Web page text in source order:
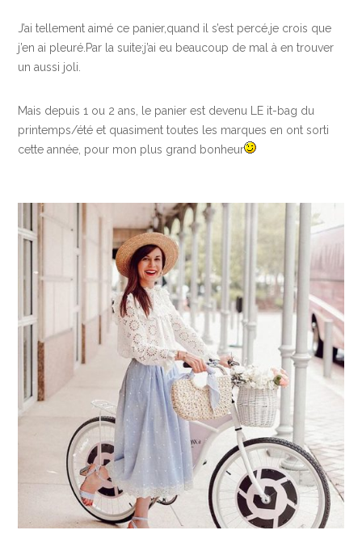
J’ai tellement aimé ce panier,quand il s’est percé,je crois que
j’en ai pleuré.Par la suite;j’ai eu beaucoup de mal à en trouver
un aussi joli.
Mais depuis 1 ou 2 ans, le panier est devenu LE it-bag du
printemps/été et quasiment toutes les marques en ont sorti
cette année, pour mon plus grand bonheur